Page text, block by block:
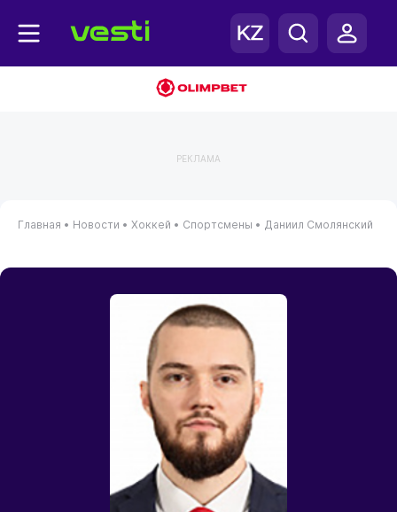
РЕКЛАМА
Главная • Новости • Хоккей • Спортсмены • Даниил Смолянский